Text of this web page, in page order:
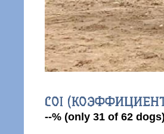
COI
--% (only 31 of 62 dogs)